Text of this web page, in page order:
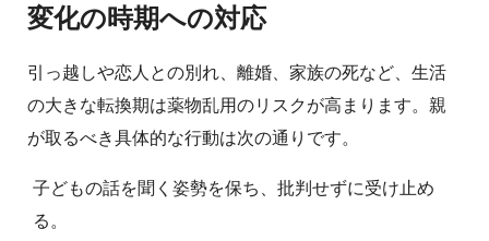
変化の時期への対応
引っ越しや恋人との別れ、離婚、家族の死など、生活
の大きな転換期は薬物乱用のリスクが高まります。親
が取るべき具体的な行動は次の通りです。
子どもの話を聞く姿勢を保ち、批判せずに受け止め
る。